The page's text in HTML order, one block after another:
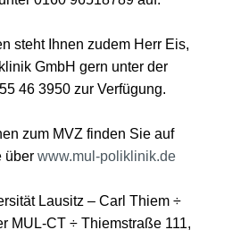
steht Ihnen zudem Herr Eis,
GmbH gern unter der
46 3950 zur Verfügung.
zum MVZ finden Sie auf
über www.mul-poliklinik.de
Lausitz – Carl Thiem ÷
MUL-CT ÷ Thiemstraße 111,